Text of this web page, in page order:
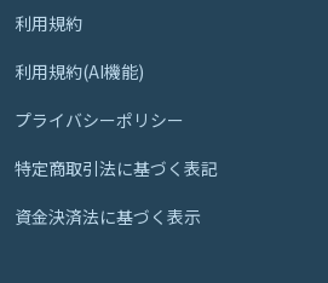
利用規約
利用規約(AI機能)
プライバシーポリシー
特定商取引法に基づく表記
資金決済法に基づく表示